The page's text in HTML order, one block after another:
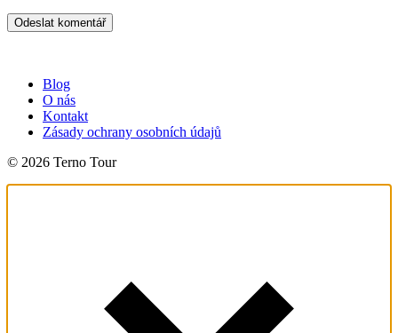
Blog
O nás
Kontakt
Zásady ochrany osobních údajů
© 2026 Terno Tour